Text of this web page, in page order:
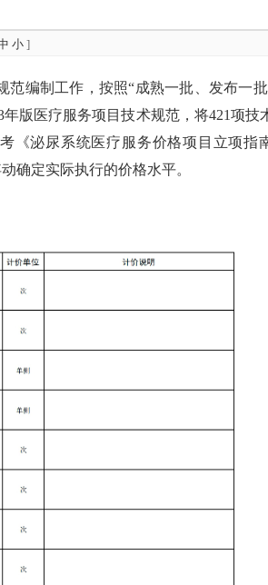
小]
编制工作，按照“成熟一批、发布一批
版医疗服务项目技术规范，将421项技
《泌尿系统医疗服务价格项目立项指
确定实际执行的价格水平。